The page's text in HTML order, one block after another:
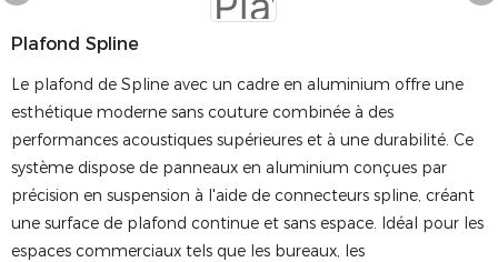
Plafond Spline
Le plafond de Spline avec un cadre en aluminium offre une
esthétique moderne sans couture combinée à des
performances acoustiques supérieures et à une durabilité. Ce
système dispose de panneaux en aluminium conçues par
précision en suspension à l'aide de connecteurs spline, créant
une surface de plafond continue et sans espace. Idéal pour les
espaces commerciaux tels que les bureaux, les